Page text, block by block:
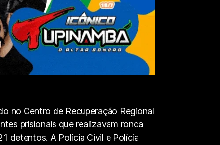
no Centro de Recuperação Regional
prisionais que realizavam ronda
detentos. A Polícia Civil e Polícia